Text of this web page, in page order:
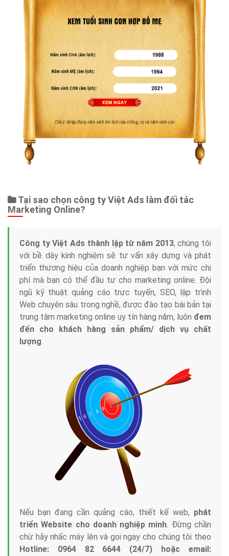
Tại sao chọn công ty Việt Ads làm đối tác
Marketing Online?
Công ty Việt Ads thành lập từ năm 2013, chúng tôi
với bề dày kinh nghiệm sẽ tư vấn xây dựng và phát
triển thương hiệu của doanh nghiệp bạn với mức chi
phí mà bạn có thể đầu tư cho marketing online. Đội
ngũ kỹ thuật quảng cáo trực tuyến, SEO, lập trình
Web chuyên sâu trong nghề, được đào tạo bài bản tại
trung tâm marketing online uy tín hàng năm, luôn đem
đến cho khách hàng sản phẩm/ dịch vụ chất
lượng.
Nếu bạn đang cần quảng cáo, thiết kế web, phát
triển Website cho doanh nghiệp mình. Đừng chần
chừ hãy nhấc máy lên và gọi ngay cho chúng tôi theo
Hotline: 0964 82 6644 (24/7) hoặc email: